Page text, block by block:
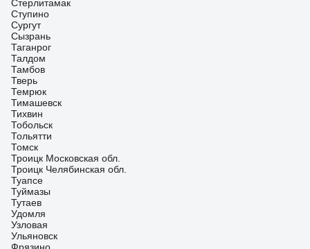
Стерлитамак
Ступино
Сургут
Сызрань
Таганрог
Талдом
Тамбов
Тверь
Темрюк
Тимашевск
Тихвин
Тобольск
Тольятти
Томск
Троицк Московская обл.
Троицк Челябинская обл.
Туапсе
Туймазы
Тутаев
Удомля
Узловая
Ульяновск